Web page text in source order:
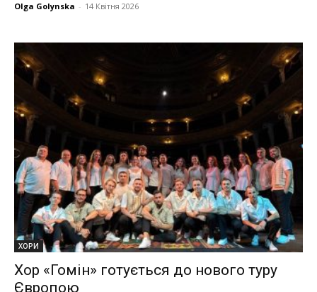
Olga Golynska - 14 Квітня 2026
ХОРИ
Хор «Гомін» готується до нового туру
Європою